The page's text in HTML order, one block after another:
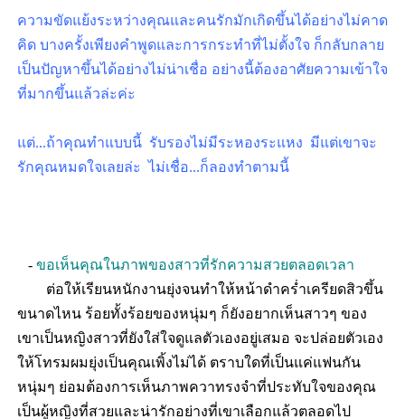
ความขัดแย้งระหว่างคุณและคนรักมักเกิดขึ้นได้อย่างไม่คาด
คิด บางครั้งเพียงคำพูดและการกระทำที่ไม่ตั้งใจ ก็กลับกลาย
เป็นปัญหาขึ้นได้อย่างไม่น่าเชื่อ อย่างนี้ต้องอาศัยความเข้าใจ
ที่มากขึ้นแล้วล่ะค่ะ
แต่...ถ้าคุณทำแบบนี้ รับรองไม่มีระหองระแหง มีแต่เขาจะ
รักคุณหมดใจเลยล่ะ ไม่เชื่อ...ก็ลองทำตามนี้
- ขอเห็นคุณในภาพของสาวที่รักความสวยตลอดเวลา
ต่อให้เรียนหนักงานยุ่งจนทำให้หน้าดำคร่ำเครียดสิวขึ้น
ขนาดไหน ร้อยทั้งร้อยของหนุ่มๆ ก็ยังอยากเห็นสาวๆ ของ
เขาเป็นหญิงสาวที่ยังใส่ใจดูแลตัวเองอยู่เสมอ จะปล่อยตัวเอง
ให้โทรมผมยุ่งเป็นคุณเพิ้งไม่ได้ ตราบใดที่เป็นแค่แฟนกัน
หนุ่มๆ ย่อมต้องการเห็นภาพควาทรงจำที่ประทับใจของคุณ
เป็นผู้หญิงที่สวยและน่ารักอย่างที่เขาเลือกแล้วตลอดไป